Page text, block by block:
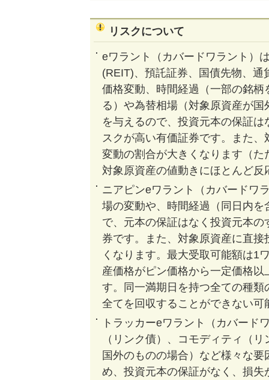
リスクについて
eワラント（カバードワラント）
(REIT)、預託証券、国債先物、
価格変動、時間経過（一部の銘
る）や為替相場（対象原資産が
を与えるので、投資元本の保証
スクが高い有価証券です。また
変動の割合が大きくなります（
対象原資産の値動きにほとんど
ニアピンeワラント（カバードワ
場の変動や、時間経過（同日内
で、元本の保証はなく投資元本
券です。また、対象原資産に直
くなります。最大受取可能額は1
産価格がピン価格から一定価格
す。同一満期日を持つ全ての種
全てを回収することができない可
トラッカーeワラント（カバード
（リンク債）、コモディティ（
国外のものの場合）など様々な
め、投資元本の保証がなく、損